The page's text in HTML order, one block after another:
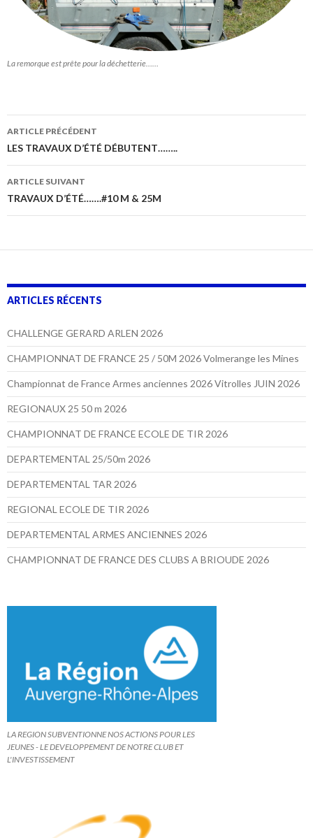
La remorque est prête pour la déchetterie……
Navigation
des
articles
ARTICLE PRÉCÉDENT
LES TRAVAUX D’ÉTÉ DÉBUTENT……..
ARTICLE SUIVANT
TRAVAUX D’ÉTÉ…….#10 M & 25M
ARTICLES RÉCENTS
CHALLENGE GERARD ARLEN 2026
CHAMPIONNAT DE FRANCE 25 / 50M 2026 Volmerange les Mines
Championnat de France Armes anciennes 2026 Vitrolles JUIN 2026
REGIONAUX 25 50 m 2026
CHAMPIONNAT DE FRANCE ECOLE DE TIR 2026
DEPARTEMENTAL 25/50m 2026
DEPARTEMENTAL TAR 2026
REGIONAL ECOLE DE TIR 2026
DEPARTEMENTAL ARMES ANCIENNES 2026
CHAMPIONNAT DE FRANCE DES CLUBS A BRIOUDE 2026
LA REGION SUBVENTIONNE NOS ACTIONS POUR LES
JEUNES - LE DEVELOPPEMENT DE NOTRE CLUB ET
L'INVESTISSEMENT